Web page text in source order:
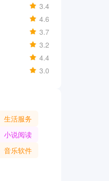
3.4
4.6
3.7
3.2
4.4
3.0
生活服务
小说阅读
音乐软件